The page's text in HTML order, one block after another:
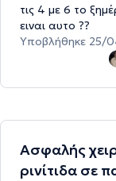
τις 4 με 6 το
ειναι αυτο ??
Υποβλήθηκε 25/
Ασφαλής
ρινίτιδα σε